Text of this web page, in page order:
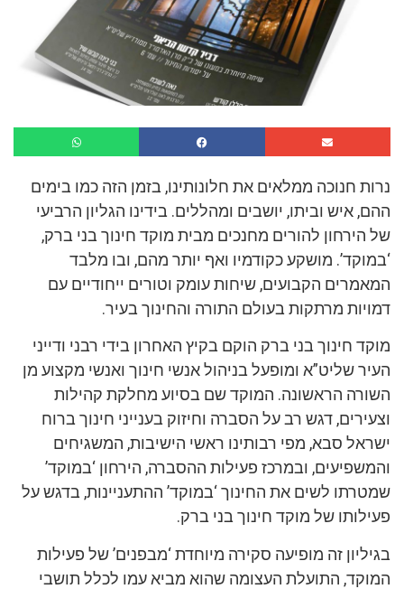
נרות חנוכה ממלאים את חלונותינו, בזמן הזה כמו בימים
ההם, איש וביתו, יושבים ומהללים. בידינו הגליון הרביעי
של הירחון להורים מחנכים מבית מוקד חינוך בני ברק,
‘במוקד’. מושקע כקודמיו ואף יותר מהם, ובו מלבד
המאמרים הקבועים, שיחות עומק וטורים ייחודיים עם
דמויות מרתקות בעולם התורה והחינוך בעיר.
מוקד חינוך בני ברק הוקם בקיץ האחרון בידי רבני ודייני
העיר שליט”א ומופעל בניהול אנשי חינוך ואנשי מקצוע מן
השורה הראשונה. המוקד שם בסיוע מחלקת קהילות
וצעירים, דגש רב על הסברה וחיזוק בענייני חינוך ברוח
ישראל סבא, מפי רבותינו ראשי הישיבות, המשגיחים
והמשפיעים, ובמרכז פעילות ההסברה, הירחון ‘במוקד’
שמטרתו לשים את החינוך ‘במוקד’ ההתעניינות, בדגש על
פעילותו של מוקד חינוך בני ברק.
בגיליון זה מופיעה סקירה מיוחדת ‘מבפנים’ של פעילות
המוקד, התועלת העצומה שהוא מביא עמו לכלל תושבי